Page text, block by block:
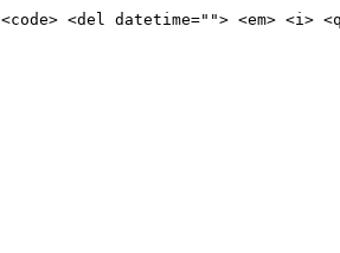
<del datetime=""> <em> <i>